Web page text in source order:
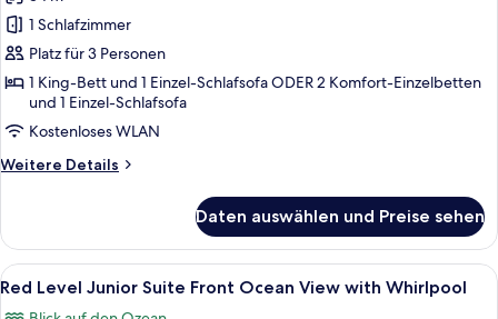
Level
Junior
Suite
Ocean
Partial
View
anzeigen
1 Schlafzimmer
Platz für 3 Personen
1 King-Bett und 1 Einzel-Schlafsofa ODER 2 Komfort-Einzelbetten
und 1 Einzel-Schlafsofa
Kostenloses WLAN
Weitere Details
Weitere
Level
Junior
Suite
Daten auswählen und Preise sehen
Alle
Fotos
Ein Balkon mit Meerblick, ein Pool
12
Red Level Junior Suite Front Ocean View with Whirlpool